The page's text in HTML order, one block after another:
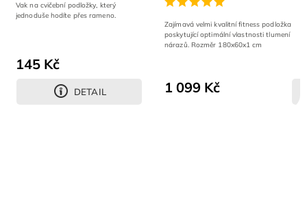
145 Kč
DETAIL
Vak na cvičební podložky, který
jednoduše hodíte přes rameno.
1 099 Kč
Zajímavá velmi kvalitní fitness podložka
poskytující optimální vlastnosti tlumení
nárazů. Rozměr 180x60x1 cm